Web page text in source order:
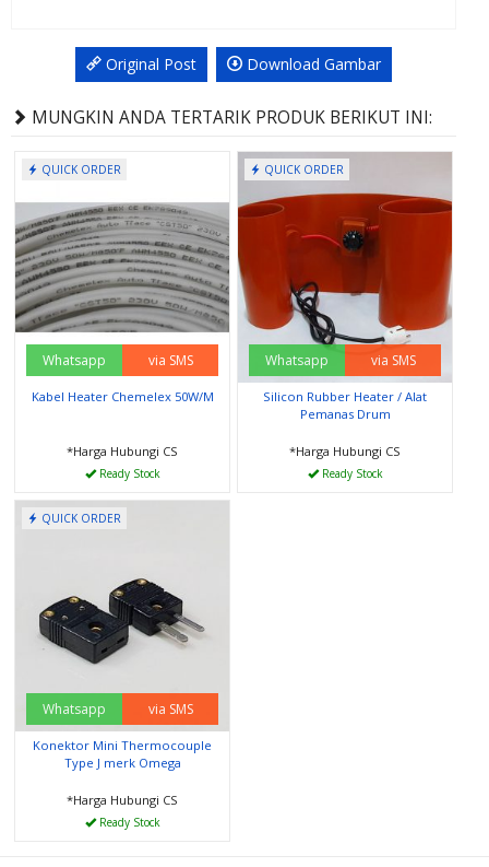
Original Post Download Gambar
MUNGKIN ANDA TERTARIK PRODUK BERIKUT INI:
QUICK ORDER
Whatsapp via SMS
Kabel Heater Chemelex 50W/M
*Harga Hubungi CS
Ready Stock
QUICK ORDER
Whatsapp via SMS
Silicon Rubber Heater / Alat
Pemanas Drum
*Harga Hubungi CS
Ready Stock
QUICK ORDER
Whatsapp via SMS
Konektor Mini Thermocouple
Type J merk Omega
*Harga Hubungi CS
Ready Stock